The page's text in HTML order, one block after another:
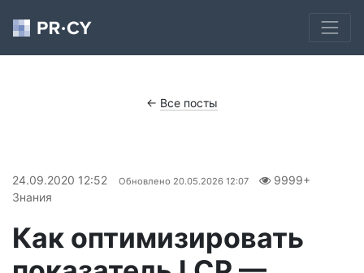
← Все посты
24.09.2020 12:52 Обновлено 20.05.2026 12:07
9999+
Знания
Как оптимизировать